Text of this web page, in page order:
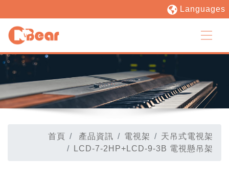
Languages
首頁 產品資訊 電視架
天吊式電視架
LCD-7-2HP+LCD-9-3B 電視懸吊架